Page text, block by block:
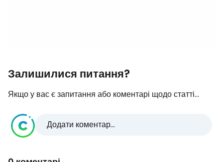
Залишилися питання?
Якщо у вас є запитання або коментарі щодо статті...
Додати коментар...